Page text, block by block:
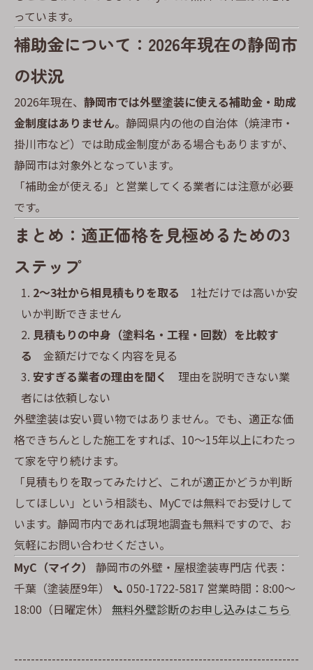
っています。
補助金について：2026年現在の静岡市
の状況
2026年現在、 静岡市では外壁塗装に使える補助金・助成
金制度はありません。静岡県内の他の自治体（焼津市・
掛川市など）では助成金制度がある場合もありますが、
静岡市は対象外となっています。
「補助金が使える」と営業してくる業者には注意が必要
です。
まとめ：適正価格を見極めるための3
ステップ
2〜3社から相見積もりを取る 1社だけでは高いか安
いか判断できません
見積もりの中身（塗料名・工程・回数）を比較す
る 金額だけでなく内容を見る
安すぎる業者の理由を聞く
理由を説明できない業
者には依頼しない
外壁塗装は安い買い物ではありません。でも、適正な価
格できちんとした施工をすれば、10〜15年以上にわたっ
て家を守り続けます。
「見積もりを取ってみたけど、これが適正かどうか判断
してほしい」という相談も、MyCでは無料でお受けして
います。静岡市内であれば現地調査も無料ですので、お
気軽にお問い合わせください。
MyC（マイク）
静岡市の外壁・屋根塗装専門店 代表：
千葉（塗装歴9年） 📞 050-1722-5817 営業時間：8:00〜
18:00（日曜定休） 無料外壁診断のお申し込みはこちら
--------------------------------------------------------------------